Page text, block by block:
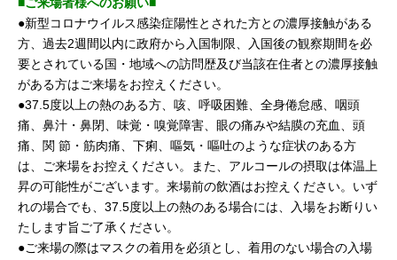
●新型コロナウイルス感染症陽性とされた方との濃厚接触がある
方、過去2週間以内に政府から入国制限、入国後の観察期間を必
要とされている国・地域への訪問歴及び当該在住者との濃厚接触
がある方はご来場をお控えください。
●37.5度以上の熱のある方、咳、呼吸困難、全身倦怠感、咽頭
痛、鼻汁・鼻閉、味覚・嗅覚障害、眼の痛みや結膜の充血、頭
痛、関 節・筋肉痛、下痢、嘔気・嘔吐のような症状のある方
は、ご来場をお控えください。また、アルコールの摂取は体温上
昇の可能性がございます。来場前の飲酒はお控えください。いず
れの場合でも、37.5度以上の熱のある場合には、入場をお断りい
たします旨ご了承ください。
●ご来場の際はマスクの着用を必須とし、着用のない場合の入場